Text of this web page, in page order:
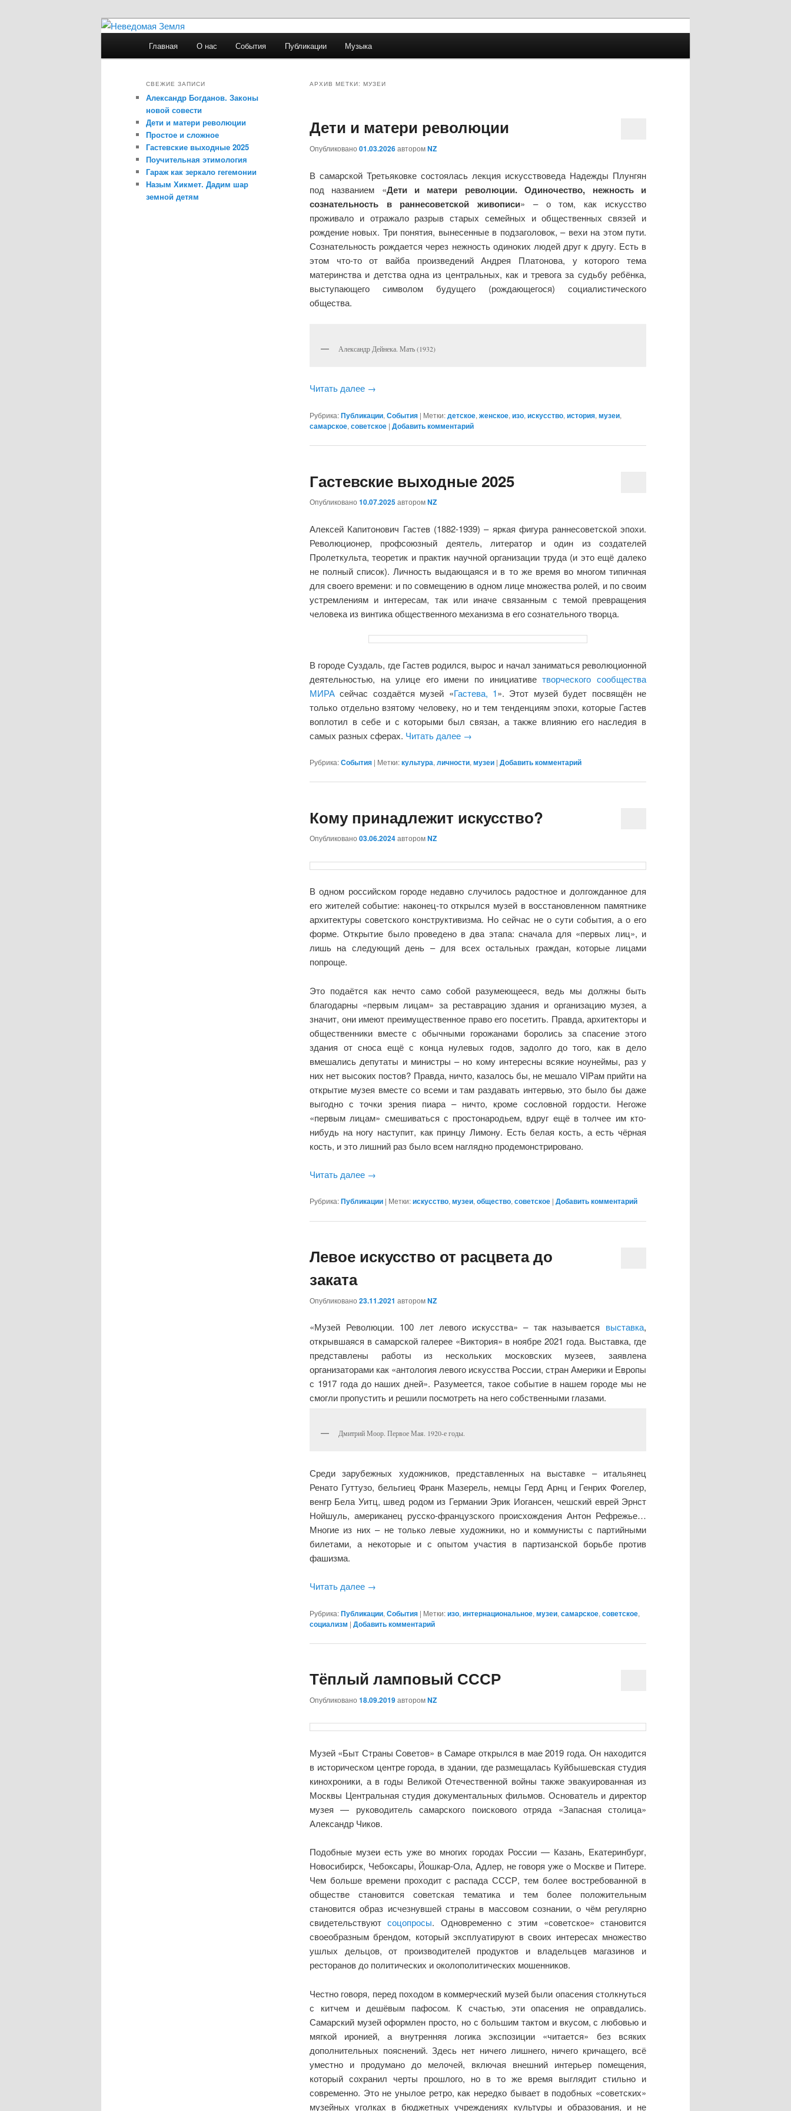
Неведомая Земля
Перейти
основному
содержимому
Перейти
дополнительному
содержимому
Главная О нас События Публикации Музыка
АРХИВ МЕТКИ: МУЗЕИ
Дети и матери революции
Опубликовано 01.03.2026авторомNZ
В самарской Третьяковке состоялась лекция искусствоведа Надежды Плунгян
под названием «Дети и матери революции. Одиночество, нежность и
сознательность в раннесоветской живописи» – о том, как искусство
проживало и отражало разрыв старых семейных и общественных связей и
рождение новых. Три понятия, вынесенные в подзаголовок, – вехи на этом пути.
Сознательность рождается через нежность одиноких людей друг к другу. Есть в
этом что-то от вайба произведений Андрея Платонова, у которого тема
материнства и детства одна из центральных, как и тревога за судьбу ребёнка,
выступающего символом будущего (рождающегося) социалистического
общества.
Александр Дейнека. Мать (1932)
Читать далее →
Рубрика:Публикации, События | Метки:детское, женское, изо, искусство, история, музеи,
самарское, советское | Добавить комментарий
Гастевские выходные 2025
Опубликовано 10.07.2025авторомNZ
Алексей Капитонович Гастев (1882-1939) – яркая фигура раннесоветской эпохи.
Революционер, профсоюзный деятель, литератор и один из создателей
Пролеткульта, теоретик и практик научной организации труда (и это ещё далеко
не полный список). Личность выдающаяся и в то же время во многом типичная
для своего времени: и по совмещению в одном лице множества ролей, и по своим
устремлениям и интересам, так или иначе связанным с темой превращения
человека из винтика общественного механизма в его сознательного творца.
В городе Суздаль, где Гастев родился, вырос и начал заниматься революционной
деятельностью, на улице его имени по инициативетворческого сообщества
МИРА сейчас создаётся музей «Гастева, 1». Этот музей будет посвящён не
только отдельно взятому человеку, но и тем тенденциям эпохи, которые Гастев
воплотил в себе и с которыми был связан, а также влиянию его наследия в
самых разных сферах. Читать далее →
Рубрика:События | Метки:культура, личности, музеи | Добавить комментарий
Кому принадлежит искусство?
Опубликовано 03.06.2024авторомNZ
В одном российском городе недавно случилось радостное и долгожданное для
его жителей событие: наконец-то открылся музей в восстановленном памятнике
архитектуры советского конструктивизма. Но сейчас не о сути события, а о его
форме. Открытие было проведено в два этапа: сначала для «первых лиц», и
лишь на следующий день – для всех остальных граждан, которые лицами
попроще.
Это подаётся как нечто само собой разумеющееся, ведь мы должны быть
благодарны «первым лицам» за реставрацию здания и организацию музея, а
значит, они имеют преимущественное право его посетить. Правда, архитекторы и
общественники вместе с обычными горожанами боролись за спасение этого
здания от сноса ещё с конца нулевых годов, задолго до того, как в дело
вмешались депутаты и министры – но кому интересны всякие ноунеймы, раз у
них нет высоких постов? Правда, ничто, казалось бы, не мешало VIPам прийти на
открытие музея вместе со всеми и там раздавать интервью, это было бы даже
выгодно с точки зрения пиара – ничто, кроме сословной гордости. Негоже
«первым лицам» смешиваться с простонародьем, вдруг ещё в толчее им кто-
нибудь на ногу наступит, как принцу Лимону. Есть белая кость, а есть чёрная
кость, и это лишний раз было всем наглядно продемонстрировано.
Читать далее →
Рубрика:Публикации | Метки:искусство, музеи, общество, советское | Добавить комментарий
Левое искусство от расцвета до
заката
Опубликовано 23.11.2021 авторомNZ
«Музей Революции. 100 лет левого искусства» – так называется выставка,
открывшаяся в самарской галерее «Виктория» в ноябре 2021 года. Выставка, где
представлены работы из нескольких московских музеев, заявлена
организаторами как «антология левого искусства России, стран Америки и Европы
с 1917 года до наших дней». Разумеется, такое событие в нашем городе мы не
смогли пропустить и решили посмотреть на него собственными глазами.
Дмитрий Моор. Первое Мая. 1920-е годы.
Среди зарубежных художников, представленных на выставке – итальянец
Ренато Гуттузо, бельгиец Франк Мазерель, немцы Герд Арнц и Генрих Фогелер,
венгр Бела Уитц, швед родом из Германии Эрик Иогансен, чешский еврей Эрнст
Нойшуль, американец русско-французского происхождения Антон Рефрежье…
Многие из них – не только левые художники, но и коммунисты с партийными
билетами, а некоторые и с опытом участия в партизанской борьбе против
фашизма.
Читать далее →
Рубрика:Публикации, События | Метки:изо, интернациональное, музеи, самарское, советское,
социализм | Добавить комментарий
Тёплый ламповый СССР
Опубликовано 18.09.2019авторомNZ
Музей «Быт Страны Советов» в Самаре открылся в мае 2019 года. Он находится
в историческом центре города, в здании, где размещалась Куйбышевская студия
кинохроники, а в годы Великой Отечественной войны также эвакуированная из
Москвы Центральная студия документальных фильмов. Основатель и директор
музея — руководитель самарского поискового отряда «Запасная столица»
Александр Чиков.
Подобные музеи есть уже во многих городах России — Казань, Екатеринбург,
Новосибирск, Чебоксары, Йошкар-Ола, Адлер, не говоря уже о Москве и Питере.
Чем больше времени проходит с распада СССР, тем более востребованной в
обществе становится советская тематика и тем более положительным
становится образ исчезнувшей страны в массовом сознании, о чём регулярно
свидетельствуютсоцопросы. Одновременно с этим «советское» становится
своеобразным брендом, который эксплуатируют в своих интересах множество
ушлых дельцов, от производителей продуктов и владельцев магазинов и
ресторанов до политических и околополитических мошенников.
Честно говоря, перед походом в коммерческий музей были опасения столкнуться
с китчем и дешёвым пафосом. К счастью, эти опасения не оправдались.
Самарский музей оформлен просто, но с большим тактом и вкусом, с любовью и
мягкой иронией, а внутренняя логика экспозиции «читается» без всяких
дополнительных пояснений. Здесь нет ничего лишнего, ничего кричащего, всё
уместно и продумано до мелочей, включая внешний интерьер помещения,
который сохранил черты прошлого, но в то же время выглядит стильно и
современно. Это не унылое ретро, как нередко бывает в подобных «советских»
музейных уголках в бюджетных учреждениях культуры и образования, и не
СВЕЖИЕ ЗАПИСИ
Александр Богданов. Законы
новой совести
Дети и матери революции
Простое и сложное
Гастевские выходные 2025
Поучительная этимология
Гараж как зеркало гегемонии
Назым Хикмет. Дадим шар
земной детям